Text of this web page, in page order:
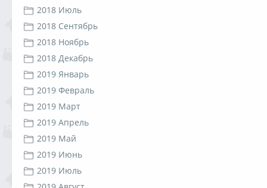
2018 Июль
2018 Сентябрь
2018 Ноябрь
2018 Декабрь
2019 Январь
2019 Февраль
2019 Март
2019 Апрель
2019 Май
2019 Июнь
2019 Июль